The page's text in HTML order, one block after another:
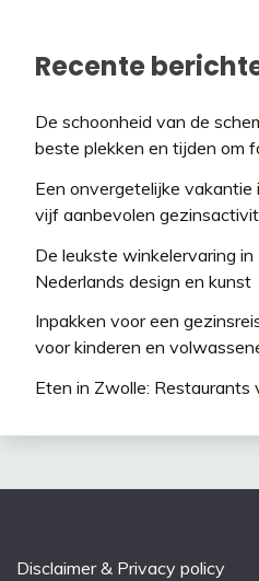
Recente
De schoonheid van de
beste plekken en tijden om
Een onvergetelijke vakantie
vijf aanbevolen
De leukste winkelervaring
Nederlands design en kunst
Inpakken voor een
voor kinderen en
Eten in Zwolle: Restaurants
Disclaimer & Privacy policy